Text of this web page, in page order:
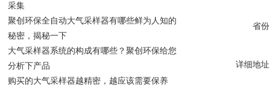
省
详细地
采集
聚创环保全自动大气采样器有哪些鲜为人知的
秘密，揭秘一下
大气采样器系统的构成有哪些？聚创环保给您
分析下产品
购买的大气采样器越精密，越应该需要保养